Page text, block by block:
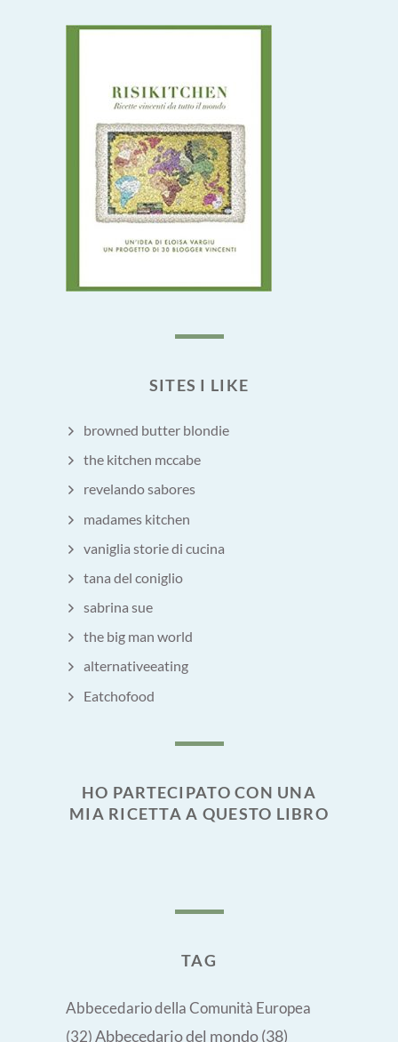
SITES I LIKE
browned butter blondie
the kitchen mccabe
revelando sabores
madames kitchen
vaniglia storie di cucina
tana del coniglio
sabrina sue
the big man world
alternativeeating
Eatchofood
HO PARTECIPATO CON UNA
MIA RICETTA A QUESTO LIBRO
TAG
Abbecedario della Comunità Europea
(32) Abbecedario del mondo(38)